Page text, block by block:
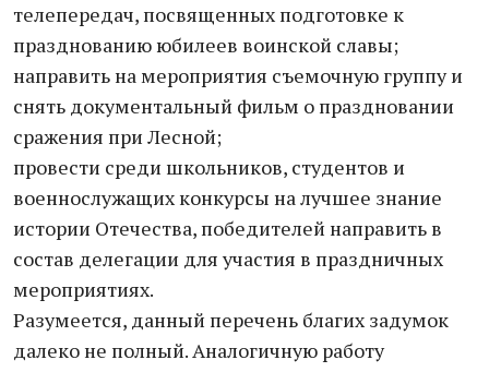
телепередач, посвященных подготовке к
празднованию юбилеев воинской славы;
направить на мероприятия съемочную группу и
снять документальный фильм о праздновании
сражения при Лесной;
провести среди школьников, студентов и
военнослужащих конкурсы на лучшее знание
истории Отечества, победителей направить в
состав делегации для участия в праздничных
мероприятиях.
Разумеется, данный перечень благих задумок
далеко не полный. Аналогичную работу